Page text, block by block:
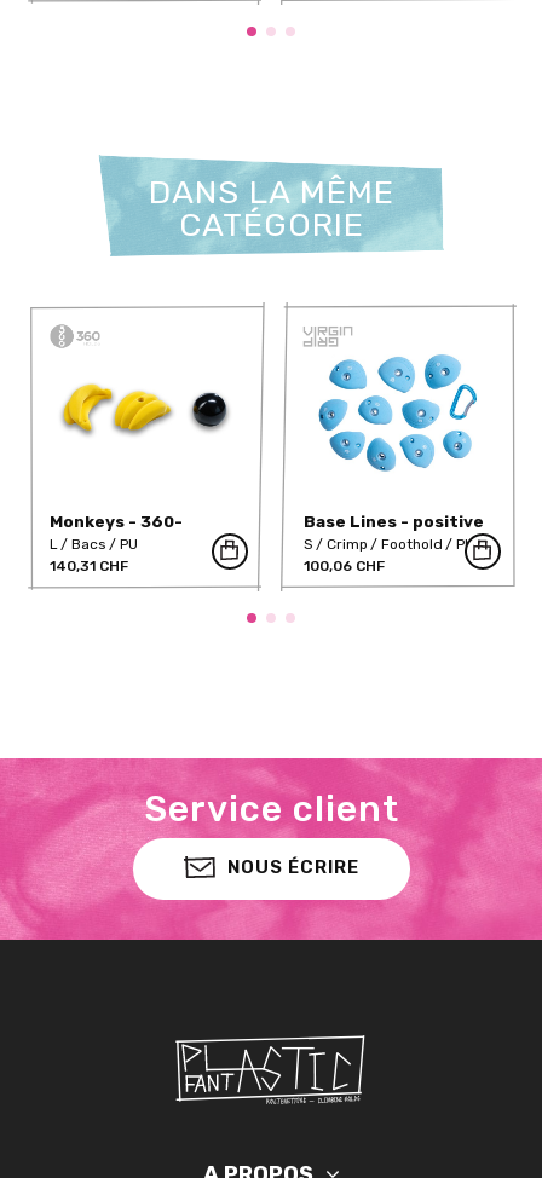
DANS LA MÊME
CATÉGORIE
Monkeys - 360-
1053PU
L Bacs
PU
140,31 CHF
Base Lines - positive
crimps
S Crimp Foothold
PU
100,06 CHF
Service client
NOUS ÉCRIRE